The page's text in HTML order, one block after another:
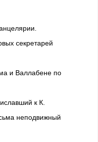
секретарей
и Валлабене по
к К.
неподвижный